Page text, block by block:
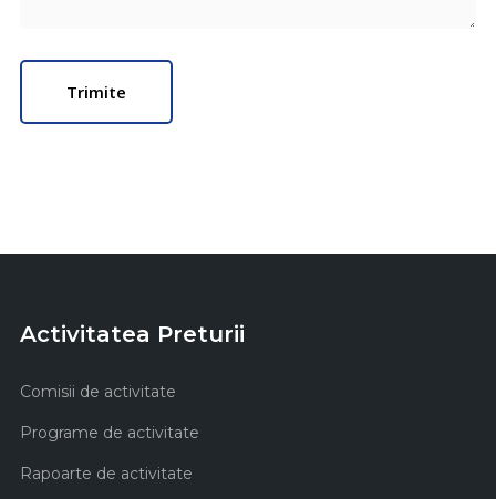
Activitatea Preturii
Comisii de activitate
Programe de activitate
Rapoarte de activitate